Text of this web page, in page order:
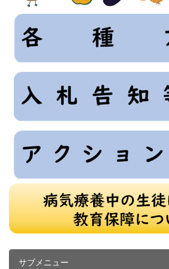
サブメニュー